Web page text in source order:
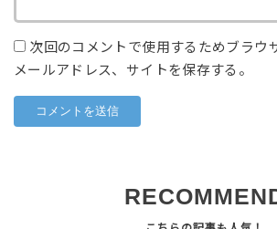
次回のコメントで使用するためブラウ
メールアドレス、サイトを保存する。